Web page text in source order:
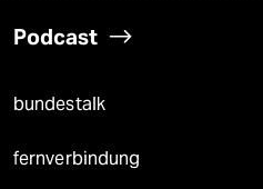
Podcast
bundestalk
fernverbindung